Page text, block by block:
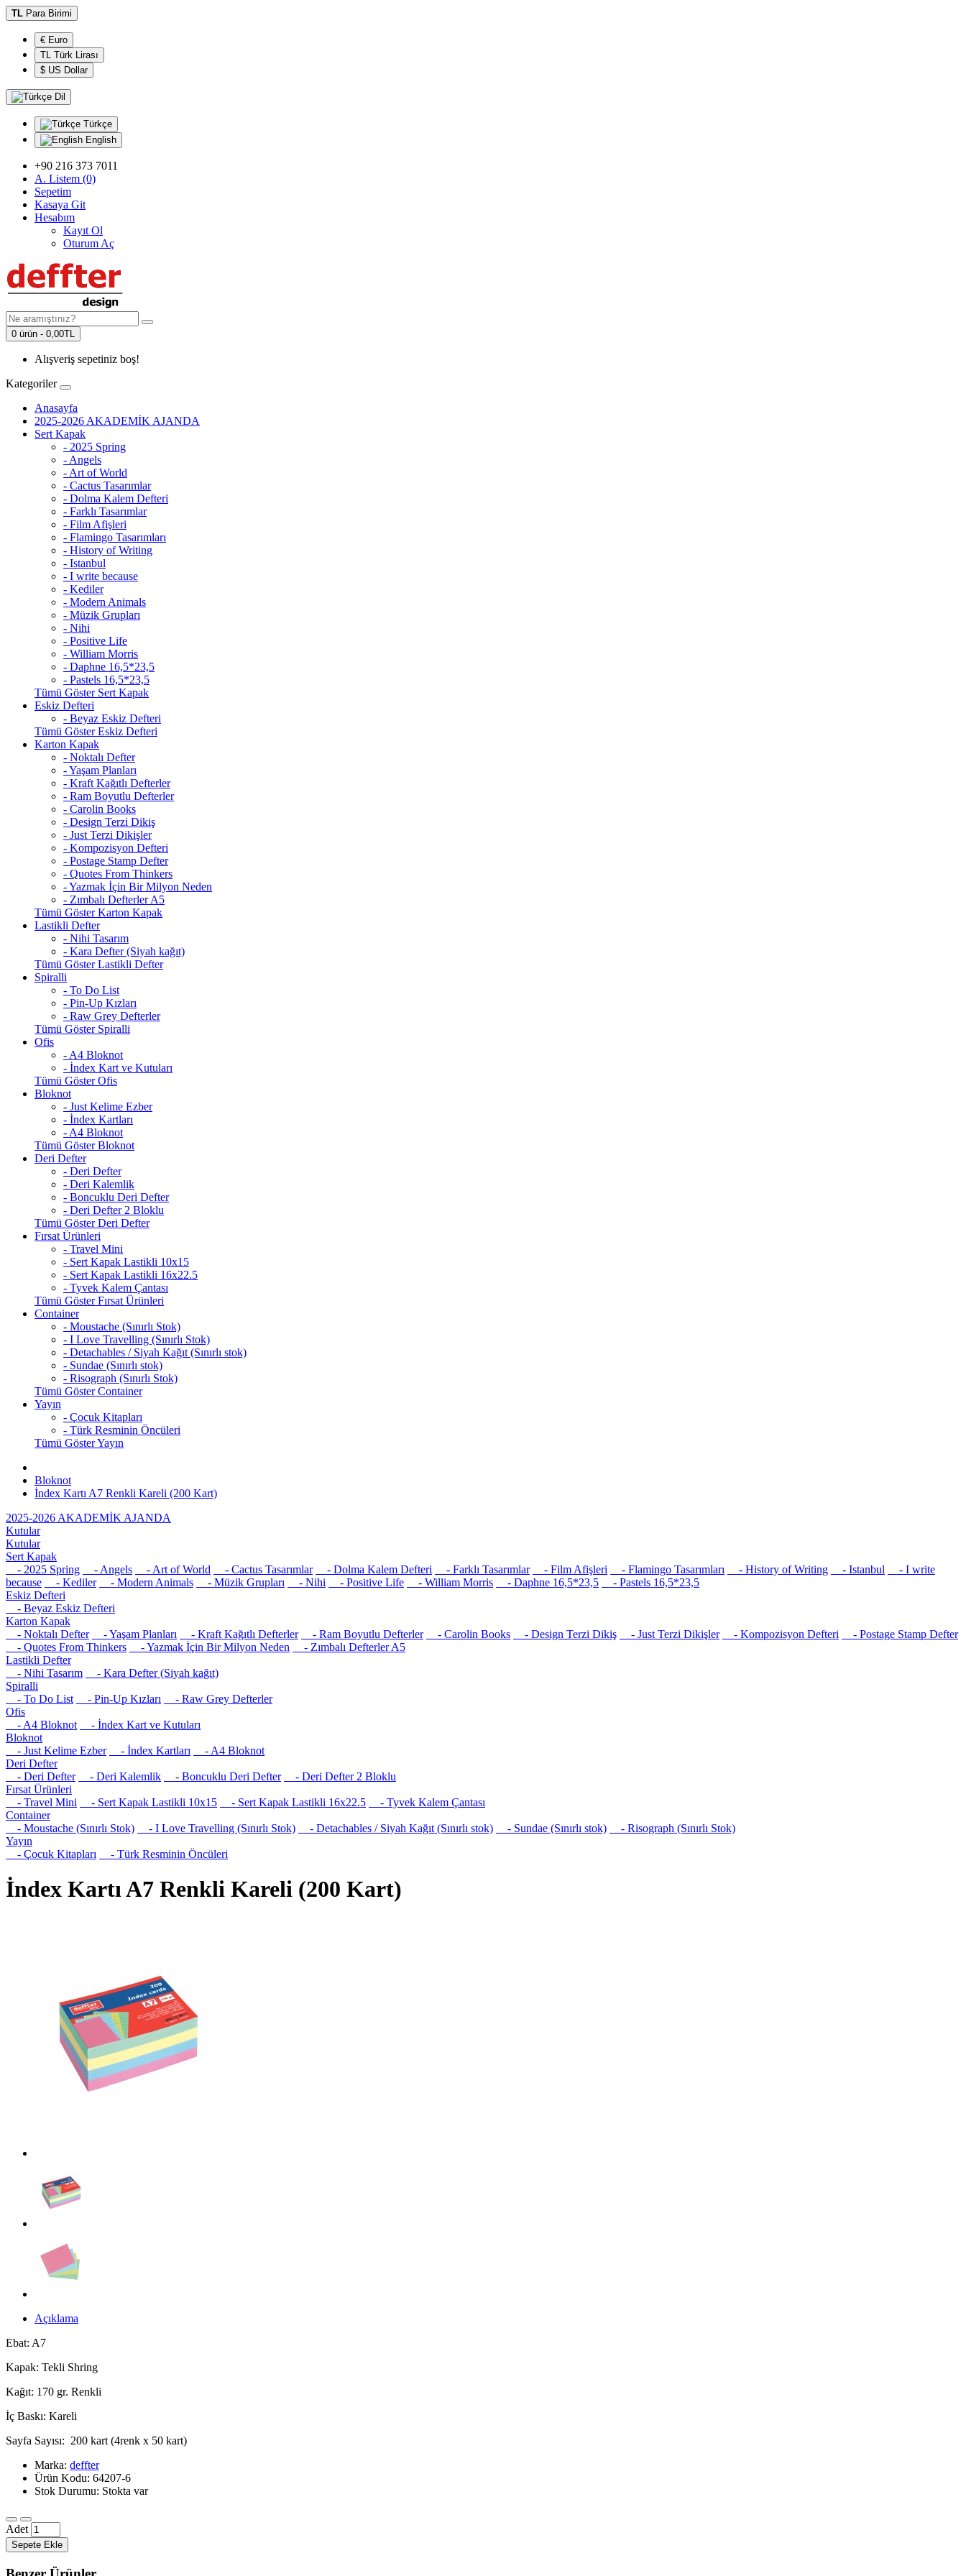
TL Para Birimi
€ Euro
TL Türk Lirası
$ US Dollar
Dil
Türkçe
English
+90 216 373 7011
A. Listem (0)
Sepetim
Kasaya Git
Hesabım
Kayıt Ol
Oturum Aç
0 ürün - 0,00TL
Alışveriş sepetiniz boş!
Kategoriler
Anasayfa
2025-2026 AKADEMİK AJANDA
Sert Kapak
- 2025 Spring
- Angels
- Art of World
- Cactus Tasarımlar
- Dolma Kalem Defteri
- Farklı Tasarımlar
- Film Afişleri
- Flamingo Tasarımları
- History of Writing
- Istanbul
- I write because
- Kediler
- Modern Animals
- Müzik Grupları
- Nihi
- Positive Life
- William Morris
- Daphne 16,5*23,5
- Pastels 16,5*23,5
Tümü Göster Sert Kapak
Eskiz Defteri
- Beyaz Eskiz Defteri
Tümü Göster Eskiz Defteri
Karton Kapak
- Noktalı Defter
- Yaşam Planları
- Kraft Kağıtlı Defterler
- Ram Boyutlu Defterler
- Carolin Books
- Design Terzi Dikiş
- Just Terzi Dikişler
- Kompozisyon Defteri
- Postage Stamp Defter
- Quotes From Thinkers
- Yazmak İçin Bir Milyon Neden
- Zımbalı Defterler A5
Tümü Göster Karton Kapak
Lastikli Defter
- Nihi Tasarım
- Kara Defter (Siyah kağıt)
Tümü Göster Lastikli Defter
Spiralli
- To Do List
- Pin-Up Kızları
- Raw Grey Defterler
Tümü Göster Spiralli
Ofis
- A4 Bloknot
- İndex Kart ve Kutuları
Tümü Göster Ofis
Bloknot
- Just Kelime Ezber
- İndex Kartları
- A4 Bloknot
Tümü Göster Bloknot
Deri Defter
- Deri Defter
- Deri Kalemlik
- Boncuklu Deri Defter
- Deri Defter 2 Bloklu
Tümü Göster Deri Defter
Fırsat Ürünleri
- Travel Mini
- Sert Kapak Lastikli 10x15
- Sert Kapak Lastikli 16x22.5
- Tyvek Kalem Çantası
Tümü Göster Fırsat Ürünleri
Container
- Moustache (Sınırlı Stok)
- I Love Travelling (Sınırlı Stok)
- Detachables / Siyah Kağıt (Sınırlı stok)
- Sundae (Sınırlı stok)
- Risograph (Sınırlı Stok)
Tümü Göster Container
Yayın
- Çocuk Kitapları
- Türk Resminin Öncüleri
Tümü Göster Yayın
Bloknot
İndex Kartı A7 Renkli Kareli (200 Kart)
2025-2026 AKADEMİK AJANDA
Kutular
Kutular
Sert Kapak
- 2025 Spring
- Angels - Art of World - Cactus Tasarımlar - Dolma Kalem Defteri - Farklı Tasarımlar - Film Afişleri - Flamingo Tasarımları - History of Writing - Istanbul
- I write
because
- Kediler - Modern Animals - Müzik Grupları - Nihi - Positive Life - William Morris - Daphne 16,5*23,5
- Pastels 16,5*23,5
Eskiz Defteri
- Beyaz Eskiz Defteri
Karton Kapak
- Noktalı Defter
- Yaşam Planları - Kraft Kağıtlı Defterler - Ram Boyutlu Defterler - Carolin Books - Design Terzi Dikiş - Just Terzi Dikişler - Kompozisyon Defteri
- Postage Stamp Defter
- Quotes From Thinkers
- Yazmak İçin Bir Milyon Neden
- Zımbalı Defterler A5
Lastikli Defter
- Nihi Tasarım
- Kara Defter (Siyah kağıt)
Spiralli
- To Do List
- Pin-Up Kızları
- Raw Grey Defterler
Ofis
- A4 Bloknot
- İndex Kart ve Kutuları
Bloknot
- Just Kelime Ezber
- İndex Kartları
- A4 Bloknot
Deri Defter
- Deri Defter
- Deri Kalemlik - Boncuklu Deri Defter
- Deri Defter 2 Bloklu
Fırsat Ürünleri
- Travel Mini
- Sert Kapak Lastikli 10x15 - Sert Kapak Lastikli 16x22.5
- Tyvek Kalem Çantası
Container
- Moustache (Sınırlı Stok)
- I Love Travelling (Sınırlı Stok) - Detachables / Siyah Kağıt (Sınırlı stok) - Sundae (Sınırlı stok)
- Risograph (Sınırlı Stok)
Yayın
- Çocuk Kitapları
- Türk Resminin Öncüleri
İndex Kartı A7 Renkli Kareli (200 Kart)
Açıklama
Ebat: A7
Kapak: Tekli Shring
Kağıt: 170 gr. Renkli
İç Baskı: Kareli
Sayfa Sayısı: 200 kart (4renk x 50 kart)
Marka: deffter
Ürün Kodu: 64207-6
Stok Durumu: Stokta var
Adet
Sepete Ekle